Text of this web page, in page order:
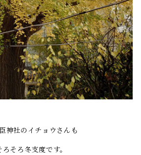
神社のイチョウさんも
ろそろ冬支度です。